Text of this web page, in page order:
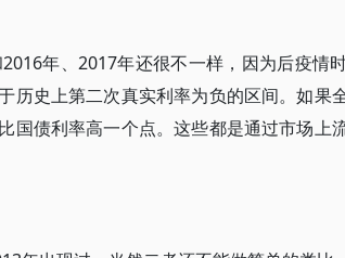
年、2017年还很不一样，因为后疫情
历史上第二次真实利率为负的区间。如果
国债利率高一个点。这些都是通过市场上